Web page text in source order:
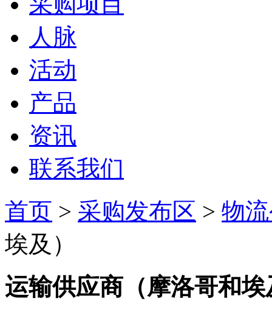
人脉
活动
产品
资讯
联系我们
首页 > 采购发布区 > 物
埃及）
运输供应商（摩洛哥和埃